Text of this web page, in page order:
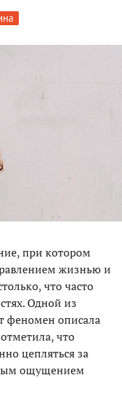
при котором
жизнью и
что часто
Одной из
феномен описала
что
цепляться за
ощущением